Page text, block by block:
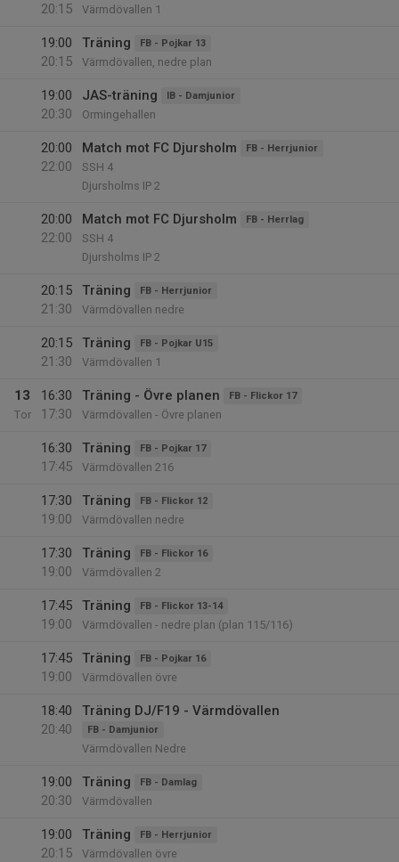
20:15
Värmdövallen 1
19:00
20:15
Träning FB - Pojkar 13
Värmdövallen, nedre plan
19:00
20:30
JAS-träning IB - Damjunior
Ormingehallen
20:00
22:00
Match mot FC Djursholm FB - Herrjunior
SSH 4
Djursholms IP 2
20:00
22:00
Match mot FC Djursholm FB - Herrlag
SSH 4
Djursholms IP 2
20:15
21:30
Träning FB - Herrjunior
Värmdövallen nedre
20:15
21:30
Träning FB - Pojkar U15
Värmdövallen 1
13
Tor
16:30
17:30
Träning - Övre planen FB - Flickor 17
Värmdövallen - Övre planen
16:30
17:45
Träning FB - Pojkar 17
Värmdövallen 216
17:30
19:00
Träning FB - Flickor 12
Värmdövallen nedre
17:30
19:00
Träning FB - Flickor 16
Värmdövallen 2
17:45
19:00
Träning FB - Flickor 13-14
Värmdövallen - nedre plan (plan 115/116)
17:45
19:00
Träning FB - Pojkar 16
Värmdövallen övre
18:40
20:40
Träning DJ/F19 - Värmdövallen
FB - Damjunior
Värmdövallen Nedre
19:00
20:30
Träning FB - Damlag
Värmdövallen
19:00
20:15
Träning FB - Herrjunior
Värmdövallen övre